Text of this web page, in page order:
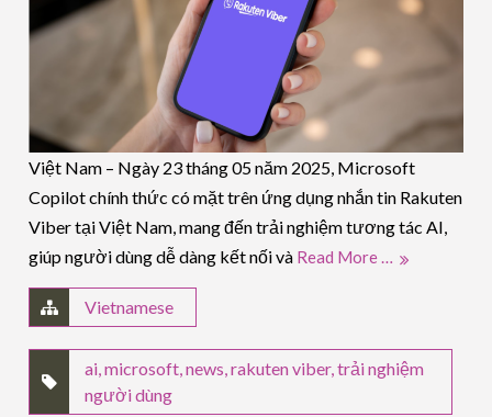
Việt Nam – Ngày 23 tháng 05 năm 2025, Microsoft
Copilot chính thức có mặt trên ứng dụng nhắn tin Rakuten
Viber tại Việt Nam, mang đến trải nghiệm tương tác AI,
giúp người dùng dễ dàng kết nối và Read More …
Vietnamese
ai,microsoft,news,rakuten viber,trải nghiệm
người dùng